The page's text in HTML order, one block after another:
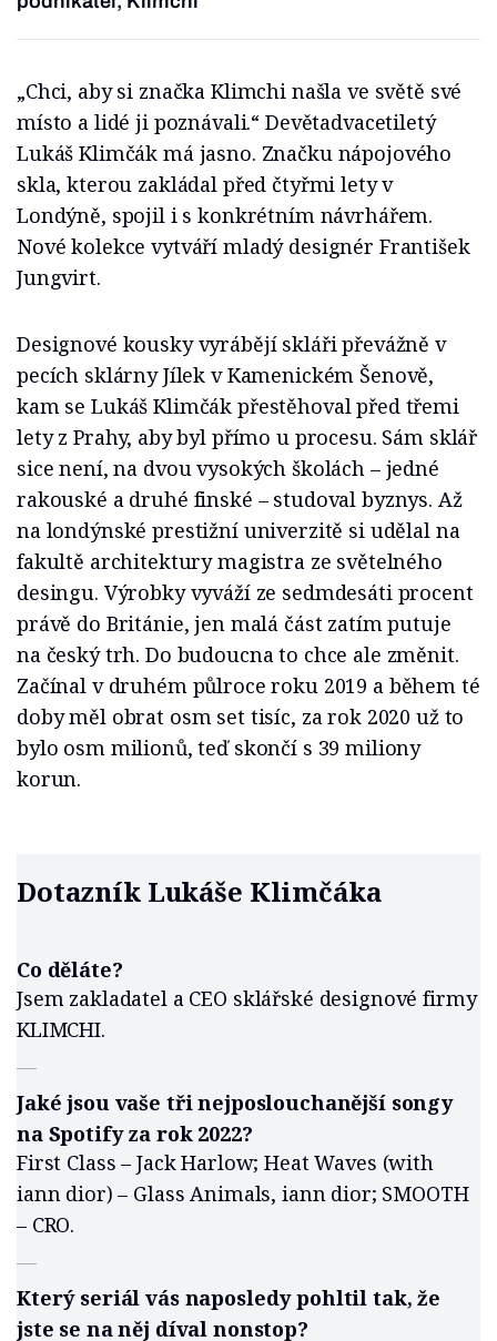
„Chci, aby si značka Klimchi našla ve světě své
místo a lidé ji poznávali.“ Devětadvacetiletý
Lukáš Klimčák má jasno. Značku nápojového
skla, kterou zakládal před čtyřmi lety v
Londýně, spojil i s konkrétním návrhářem.
Nové kolekce vytváří mladý designér František
Jungvirt.
Designové kousky vyrábějí skláři převážně v
pecích sklárny Jílek v Kamenickém Šenově,
kam se Lukáš Klimčák přestěhoval před třemi
lety z Prahy, aby byl přímo u procesu. Sám sklář
sice není, na dvou vysokých školách – jedné
rakouské a druhé finské – studoval byznys. Až
na londýnské prestižní univerzitě si udělal na
fakultě architektury magistra ze světelného
desingu. Výrobky vyváží ze sedmdesáti procent
právě do Británie, jen malá část zatím putuje
na český trh. Do budoucna to chce ale změnit.
Začínal v druhém půlroce roku 2019 a během té
doby měl obrat osm set tisíc, za rok 2020 už to
bylo osm milionů, teď skončí s 39 miliony
korun.
Dotazník Lukáše Klimčáka
Co děláte?
Jsem zakladatel a CEO sklářské designové firmy
KLIMCHI.
—
Jaké jsou vaše tři nejposlouchanější songy
na Spotify za rok 2022?
First Class – Jack Harlow; Heat Waves (with
iann dior) – Glass Animals, iann dior; SMOOTH
– CRO.
—
Který seriál vás naposledy pohltil tak, že
jste se na něj díval nonstop?